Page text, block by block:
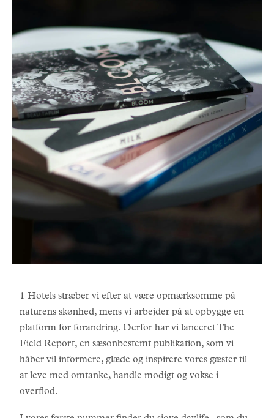
1 Hotels stræber vi efter at være opmærksomme på
naturens skønhed, mens vi arbejder på at opbygge en
platform for forandring. Derfor har vi lanceret The
Field Report, en sæsonbestemt publikation, som vi
håber vil informere, glæde og inspirere vores gæster til
at leve med omtanke, handle modigt og vokse i
overflod.